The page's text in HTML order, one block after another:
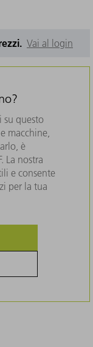
Vai al login
su questo
macchine,
è
La nostra
e consente
per la tua